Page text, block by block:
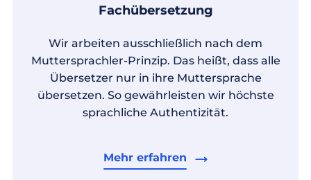
Fachübersetzung
Wir arbeiten ausschließlich nach dem
Muttersprachler-Prinzip. Das heißt, dass alle
Übersetzer nur in ihre Muttersprache
übersetzen. So gewährleisten wir höchste
sprachliche Authentizität.
Mehr erfahren